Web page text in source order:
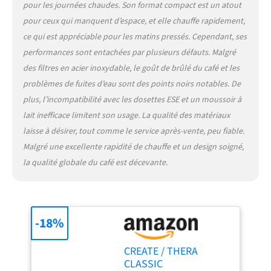
utilisée. Il est recommandé
d'utiliser de l'eau froide
pour un meilleur résultat.
|CAFÉ SIGNATURE|
Préparez des cafés signature
: Espresso, macchiato,
cappuccino, frappé… et
bien d'autres. Choisissez le
café que vous préférez et, si
vous le souhaitez, ajoutez
de la mousse de lait grâce à
sa buse vapeur orientable.
|FACILE À NETTOYER|
pour les journées chaudes. Son format compact est un atout
pour ceux qui manquent d’espace, et elle chauffe rapidement,
ce qui est appréciable pour les matins pressés. Cependant, ses
performances sont entachées par plusieurs défauts. Malgré
des filtres en acier inoxydable, le goût de brûlé du café et les
problèmes de fuites d’eau sont des points noirs notables. De
plus, l’incompatibilité avec les dosettes ESE et un moussoir à
lait inefficace limitent son usage. La qualité des matériaux
laisse à désirer, tout comme le service après-vente, peu fiable.
Malgré une excellente rapidité de chauffe et un design soigné,
la qualité globale du café est décevante.
CREATE / THERA
CLASSIC
-18%